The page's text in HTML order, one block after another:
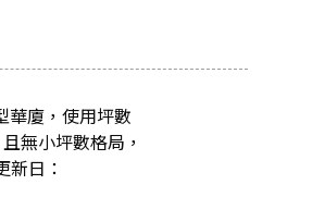
華廈，使用坪數
無小坪數格局，
日：